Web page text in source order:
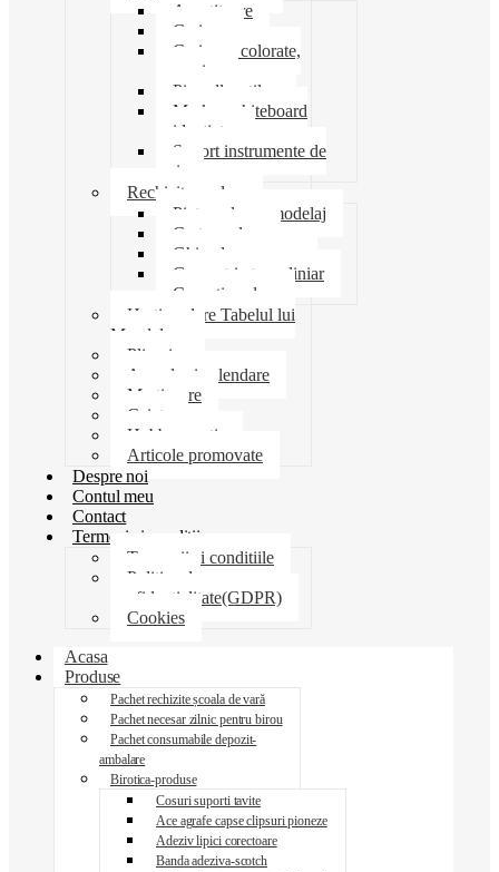
Ascutitoare
Carioca
Creioane colorate,
mecanice
Pix roller stilou
Marker whiteboard
evidentiator
Suport instrumente de
scris
Rechizite scolare
Pictura desen modelaj
Creta scolara
Ghiozdane penare
Geometrie trusa liniar
Coperti scolare
Harti scolare Tabelul lui
Mendeleev
Plicuri
Agende si calendare
Martisoare
Caiete
Hobby creatie
Articole promovate
Despre noi
Contul meu
Contact
Termeni si conditii
Termenii si conditiile
Politica de
confidentialitate(GDPR)
Cookies
Acasa
Produse
Pachet rechizite școala de vară
Pachet necesar zilnic pentru birou
Pachet consumabile depozit-
ambalare
Birotica-produse
Cosuri suporti tavite
Ace agrafe capse clipsuri pioneze
Adeziv lipici corectoare
Banda adeziva-scotch